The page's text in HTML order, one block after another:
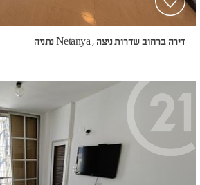
דירה ברחוב שדרות ניצה , Netanya נתניה